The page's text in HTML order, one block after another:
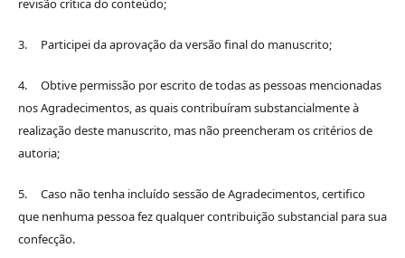
revisão crítica do conteúdo;
3. Participei da aprovação da versão final do manuscrito;
4. Obtive permissão por escrito de todas as pessoas mencionadas
nos Agradecimentos, as quais contribuíram substancialmente à
realização deste manuscrito, mas não preencheram os critérios de
autoria;
5. Caso não tenha incluído sessão de Agradecimentos, certifico
que nenhuma pessoa fez qualquer contribuição substancial para sua
confecção.